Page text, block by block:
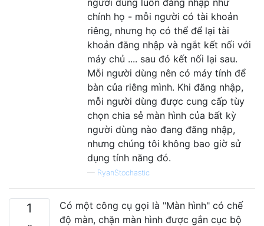
chính họ - mỗi người có tài khoản
riêng, nhưng họ có thể để lại tài
khoản đăng nhập và ngắt kết nối với
máy chủ .... sau đó kết nối lại sau.
Mỗi người dùng nên có máy tính để
bàn của riêng mình. Khi đăng nhập,
mỗi người dùng được cung cấp tùy
chọn chia sẻ màn hình của bất kỳ
người dùng nào đang đăng nhập,
nhưng chúng tôi không bao giờ sử
dụng tính năng đó.
— RyanStochastic
1
Có một công cụ gọi là "Màn hình" có chế
độ màn, chặn màn hình được gắn cục bộ